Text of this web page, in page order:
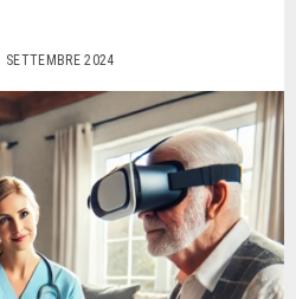
SETTEMBRE 2024